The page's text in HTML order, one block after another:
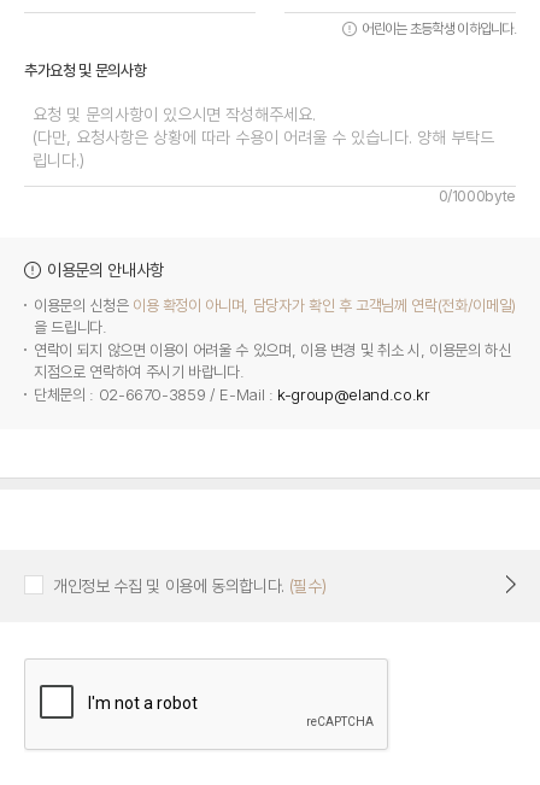
어린이는 초등학생 이하입니다.
추가요청 및 문의사항
0/1000byte
이용문의 안내사항
이용문의 신청은 이용 확정이 아니며, 담당자가 확인 후 고객님께 연락(전화/이메일)
을 드립니다.
연락이 되지 않으면 이용이 어려울 수 있으며, 이용 변경 및 취소 시, 이용문의 하신
지점으로 연락하여 주시기 바랍니다.
단체문의 : 02-6670-3859 / E-Mail : k-group@eland.co.kr
개인정보 수집 및 이용에 동의합니다. (필수)